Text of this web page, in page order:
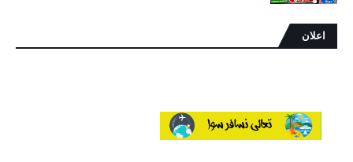
اعلان